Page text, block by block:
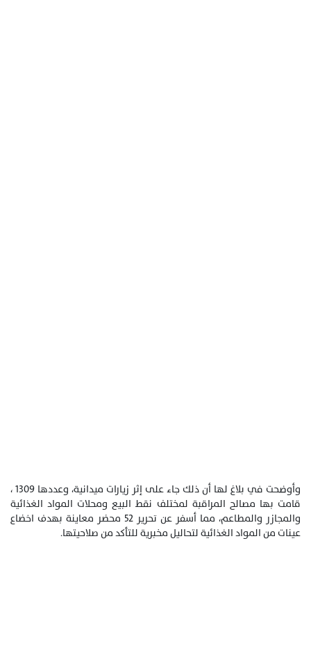
وأوضحت في بلاغ لها أن ذلك جاء على إثر زيارات ميدانية، وعددها 1309 ،
قامت بها مصالح المراقبة لمختلف نقط البيع ومحلات المواد الغذائية
والمجازر والمطاعم، مما أسفر عن تحرير 52 محضر معاينة بهدف اخضاع
عينات من المواد الغذائية لتحاليل مخبرية للتأكد من صلاحيتها.